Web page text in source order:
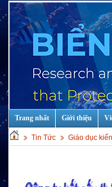
Trang nhất Giới thiệu
Tin Tức Giáo dục